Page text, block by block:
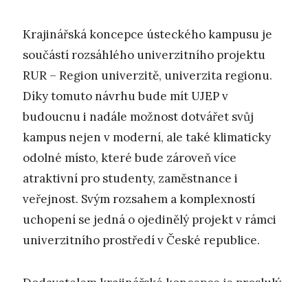
Krajinářská koncepce ústeckého kampusu je
součástí rozsáhlého univerzitního projektu
RUR – Region univerzitě, univerzita regionu.
Díky tomuto návrhu bude mít UJEP v
budoucnu i nadále možnost dotvářet svůj
kampus nejen v moderní, ale také klimaticky
odolné místo, které bude zároveň více
atraktivní pro studenty, zaměstnance i
veřejnost. Svým rozsahem a komplexností
uchopení se jedná o ojedinělý projekt v rámci
univerzitního prostředí v České republice.